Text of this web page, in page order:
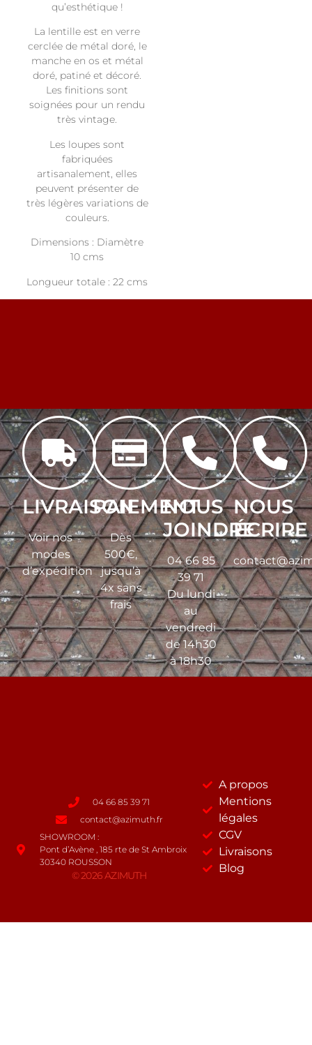
qu’esthétique !
La lentille est en verre
cerclée de métal doré, le
manche en os et métal
doré, patiné et décoré.
Les finitions sont
soignées pour un rendu
très vintage.
Les loupes sont
fabriquées
artisanalement, elles
peuvent présenter de
très légères variations de
couleurs.
Dimensions : Diamètre
10 cms
Longueur totale : 22 cms
LIVRAISON
Voir nos
modes
d’expédition
PAIEMENT
Dès
500€,
jusqu’à
4x sans
frais
NOUS
JOINDRE
04 66 85
39 71
Du lundi
au
vendredi
de 14h30
à 18h30
NOUS
ÉCRIRE
04 66 85 39 71
contact@azimuth.fr
SHOWROOM :
Pont d’Avène , 185 rte de St Ambroix
30340 ROUSSON
© 2026 AZIMUTH
A propos
Mentions
légales
CGV
Livraisons
Blog